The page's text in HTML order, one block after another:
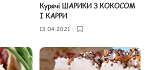
Курячі ШАРИКИ З КОКОСОМ
І КАРРИ
13.04.2021